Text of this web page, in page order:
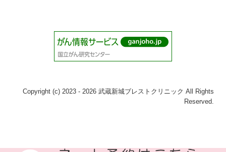
Copyright (c) 2023 - 2026 武蔵新城ブレストクリニック All Rights
Reserved.